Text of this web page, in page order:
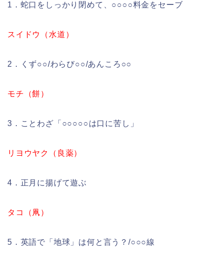
1．蛇口をしっかり閉めて、○○○○料金をセーブ
スイドウ（水道）
2．くず○○/わらび○○/あんころ○○
モチ（餅）
3．ことわざ「○○○○○は口に苦し」
リヨウヤク（良薬）
4．正月に揚げて遊ぶ
タコ（凧）
5．英語で「地球」は何と言う？/○○○線